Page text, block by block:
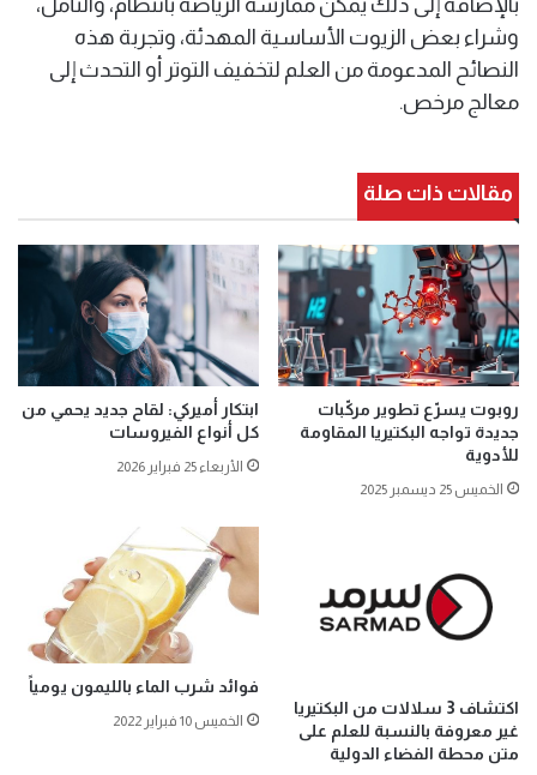
وشراء بعض الزيوت الأساسية المهدئة، وتجربة هذه
النصائح المدعومة من العلم لتخفيف التوتر أو التحدث إلى
معالج مرخص.
مقالات ذات صلة
روبوت يسرّع تطوير مركّبات
جديدة تواجه البكتيريا المقاومة
للأدوية
الخميس 25 ديسمبر 2025
ابتكار أميركي: لقاح جديد يحمي من
كل أنواع الفيروسات
الأربعاء 25 فبراير 2026
اكتشاف 3 سلالات من البكتيريا
غير معروفة بالنسبة للعلم على
متن محطة الفضاء الدولية
فوائد شرب الماء بالليمون يومياً
الخميس 10 فبراير 2022